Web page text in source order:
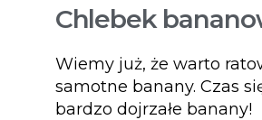
Chlebek
Wiemy już, że warto
samotne banany. Czas
bardzo dojrzałe